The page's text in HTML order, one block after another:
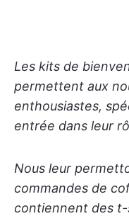
Les kits de
permettent aux
enthousiastes,
entrée dans leur
Nous leur
commandes de
contiennent des